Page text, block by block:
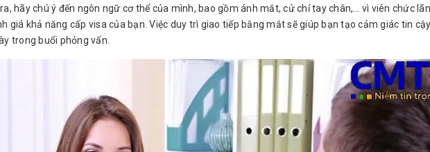
ra, hãy chú ý đến ngôn ngữ cơ thể của mình, bao gồm ánh mắt, cử chỉ tay chân,… vì viên chức
giá khả năng cấp visa của bạn. Việc duy trì giao tiếp bằng mắt sẽ giúp bạn tạo cảm giác tin
trong buổi phỏng vấn.